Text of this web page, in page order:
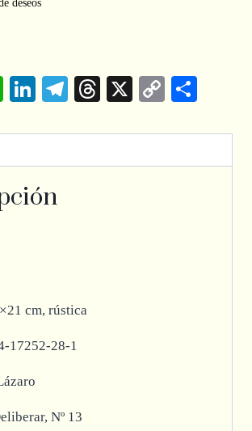
deseos
WhatsApp
LinkedIn
Telegram
Threads
X
Copy
cm, rústica
17252-28-1
Nº 13